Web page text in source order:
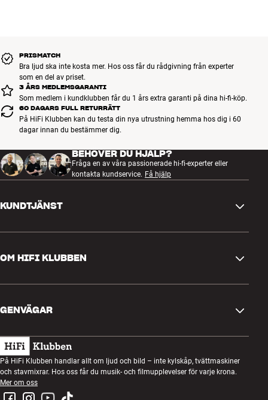
PRISMATCH
Bra ljud ska inte kosta mer. Hos oss får du rådgivning från experter
som en del av priset.
3 ÅRS MEDLEMSGARANTI
Som medlem i kundklubben får du 1 års extra garanti på dina hi-fi-köp.
60 DAGARS FULL RETURRÄTT
På HiFi Klubben kan du testa din nya utrustning hemma hos dig i 60
dagar innan du bestämmer dig.
BEHÖVER DU HJÄLP?
Fråga en av våra passionerade hi-fi-experter eller
kontakta kundservice. Få hjälp
KUNDTJÄNST
Retur och reklamation
Ångra beställning
Köpvillkor
Integritetspolicy
OM HIFI KLUBBEN
Kundklubb
Lyssnarkväll
Tävlingar
GENVÄGAR
Presentkort
Bygg med ljud
Montering och installation
På HiFi Klubben handlar allt om ljud och bild – inte kylskåp, tvättmaskiner
och stavmixrar. Hos oss får du musik- och filmupplevelser för varje krona.
Mer om oss